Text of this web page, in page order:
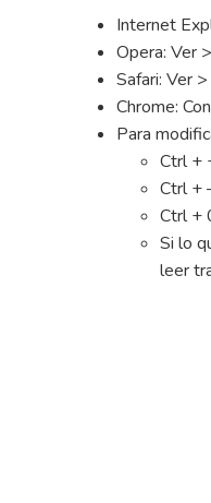
Internet
Opera: Ver
Safari: Ver
Chrome:
Para
Ctrl +
Ctrl +
Ctrl +
Si lo
leer